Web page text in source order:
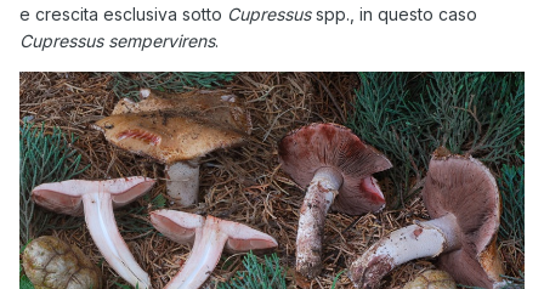
e crescita esclusiva sotto Cupressusspp., in questo caso
Cupressus sempervirens.